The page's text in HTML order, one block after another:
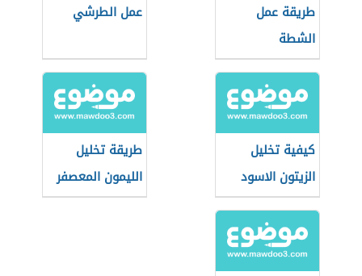
طريقة عمل
الشطة
عمل الطرشي
كيفية تخليل
الزيتون الاسود
طريقة تخليل
الليمون المعصفر